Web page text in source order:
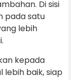
Di sisi
pada satu
lebih
kepada
lebih baik, siap